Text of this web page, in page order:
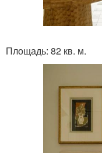
Площадь: 82 кв. м.